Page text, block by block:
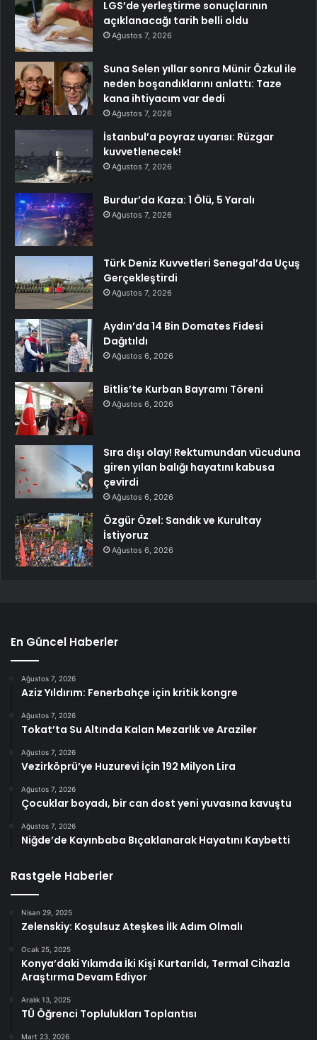
LGS’de yerleştirme sonuçlarının
açıklanacağı tarih belli oldu
Ağustos 7, 2026
Suna Selen yıllar sonra Münir Özkul ile
neden boşandıklarını anlattı: Taze
kana ihtiyacım var dedi
Ağustos 7, 2026
İstanbul’a poyraz uyarısı: Rüzgar
kuvvetlenecek!
Ağustos 7, 2026
Burdur’da Kaza: 1 Ölü, 5 Yaralı
Ağustos 7, 2026
Türk Deniz Kuvvetleri Senegal’da Uçuş
Gerçekleştirdi
Ağustos 7, 2026
Aydın’da 14 Bin Domates Fidesi
Dağıtıldı
Ağustos 6, 2026
Bitlis’te Kurban Bayramı Töreni
Ağustos 6, 2026
Sıra dışı olay! Rektumundan vücuduna
giren yılan balığı hayatını kabusa
çevirdi
Ağustos 6, 2026
Özgür Özel: Sandık ve Kurultay
İstiyoruz
Ağustos 6, 2026
En Güncel Haberler
Ağustos 7, 2026
Aziz Yıldırım: Fenerbahçe için kritik kongre
Ağustos 7, 2026
Tokat’ta Su Altında Kalan Mezarlık ve Araziler
Ağustos 7, 2026
Vezirköprü’ye Huzurevi İçin 192 Milyon Lira
Ağustos 7, 2026
Çocuklar boyadı, bir can dost yeni yuvasına kavuştu
Ağustos 7, 2026
Niğde’de Kayınbaba Bıçaklanarak Hayatını Kaybetti
Rastgele Haberler
Nisan 29, 2025
Zelenskiy: Koşulsuz Ateşkes İlk Adım Olmalı
Ocak 25, 2025
Konya’daki Yıkımda İki Kişi Kurtarıldı, Termal Cihazla
Araştırma Devam Ediyor
Aralık 13, 2025
TÜ Öğrenci Toplulukları Toplantısı
Mart 23, 2026